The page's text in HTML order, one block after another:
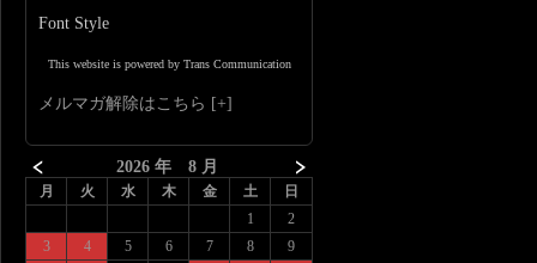
Font Style
This website is powered by Trans Communication
メルマガ解除はこちら
2026 年 8 月
月 火 水 木 金 土
日
1
2
3
4 5 6 7 8
9